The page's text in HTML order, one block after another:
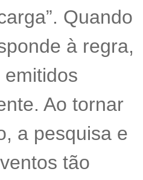
Quando
à regra,
Ao tornar
a pesquisa e
tão